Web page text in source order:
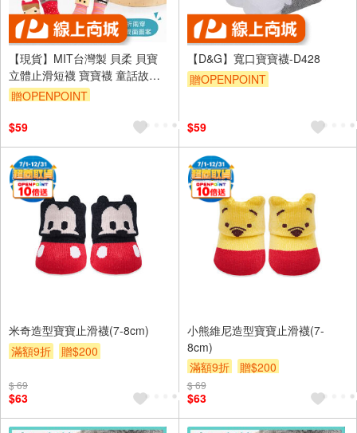
【現貨】MIT台灣製 貝柔 貝寶
立體止滑短襪 寶寶襪 童話故事
系列 HP5800/HP5802
贈OPENPOINT
$59
【D&G】寬口寶寶襪-D428
贈OPENPOINT
$59
米奇造型寶寶止滑襪(7-8cm)
滿額9折
贈$200
$ 69
$63
小熊維尼造型寶寶止滑襪(7-
8cm)
滿額9折
贈$200
$ 69
$63